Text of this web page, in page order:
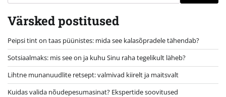
Värsked postitused
Peipsi tint on taas püünistes: mida see kalasõpradele tähendab?
Sotsiaalmaks: mis see on ja kuhu Sinu raha tegelikult läheb?
Lihtne munanuudlite retsept: valmivad kiirelt ja maitsvalt
Kuidas valida nõudepesumasinat? Ekspertide soovitused